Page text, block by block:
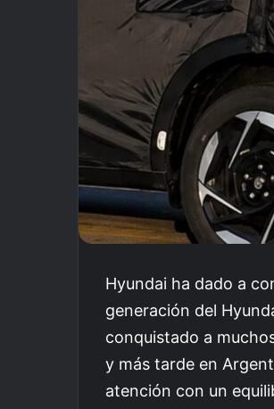
Hyundai ha dado a
generación del
conquistado a
y más tarde en
atención con un